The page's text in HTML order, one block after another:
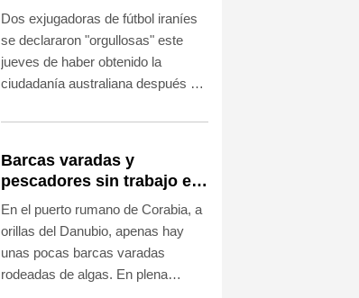
"orgullosas" de hacerse
australianas
Dos exjugadoras de fútbol iraníes
se declararon "orgullosas" este
jueves de haber obtenido la
ciudadanía australiana después de
por negarse a cantar el himno
las obligó a solicitar asilo.
Barcas varadas y
pescadores sin trabajo en
un Danubio bajo mínimos
por la sequía
En el puerto rumano de Corabia, a
orillas del Danubio, apenas hay
unas pocas barcas varadas
rodeadas de algas. En plena